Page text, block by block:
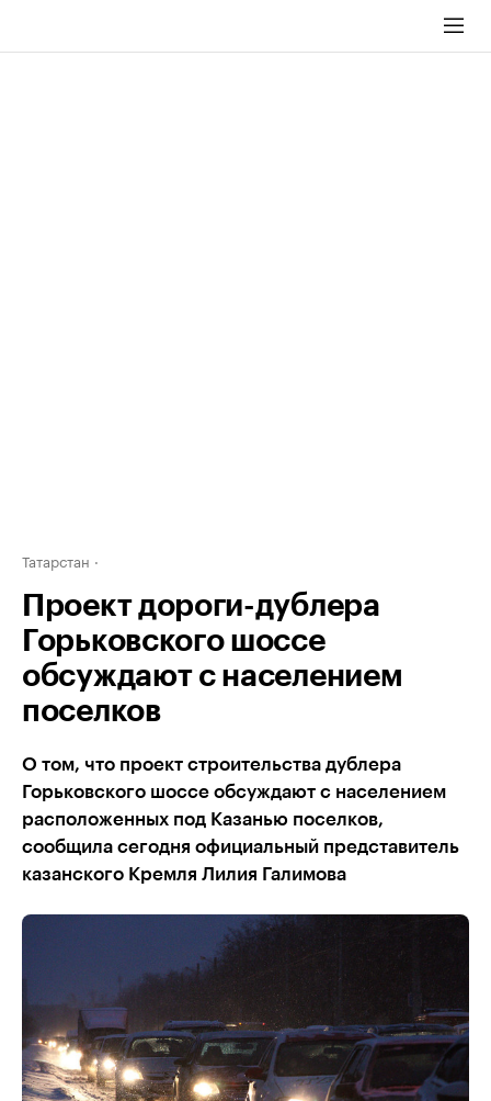
Татарстан
Проект дороги-дублера
Горьковского шоссе
обсуждают с населением
поселков
О том, что проект строительства дублера
Горьковского шоссе обсуждают с населением
расположенных под Казанью поселков,
сообщила сегодня официальный представитель
казанского Кремля Лилия Галимова